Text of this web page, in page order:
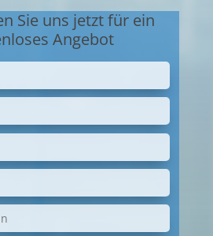
Sie uns jetzt für ein
Angebot